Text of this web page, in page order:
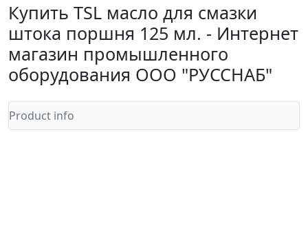
Купить TSL масло для смазки
штока поршня 125 мл. - Интернет
магазин промышленного
оборудования ООО "РУССНАБ"
Product info